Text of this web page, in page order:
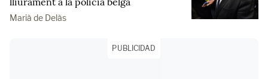
Marià de Delàs
PUBLICIDAD